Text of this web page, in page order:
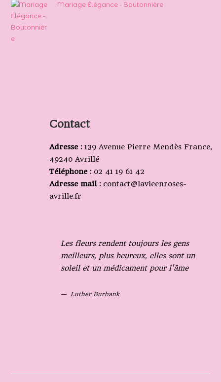
Mariage Élégance - Boutonnière
Contact
Adresse : 139 Avenue Pierre Mendès France,
49240 Avrillé
Téléphone : 02 41 19 61 42
Adresse mail : contact@lavieenroses-
avrille.fr
Les fleurs rendent toujours les gens
meilleurs, plus heureux, elles sont un
soleil et un médicament pour l'âme
Luther Burbank